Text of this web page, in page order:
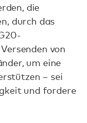
die
durch das
von
um eine
– sei
und fordere